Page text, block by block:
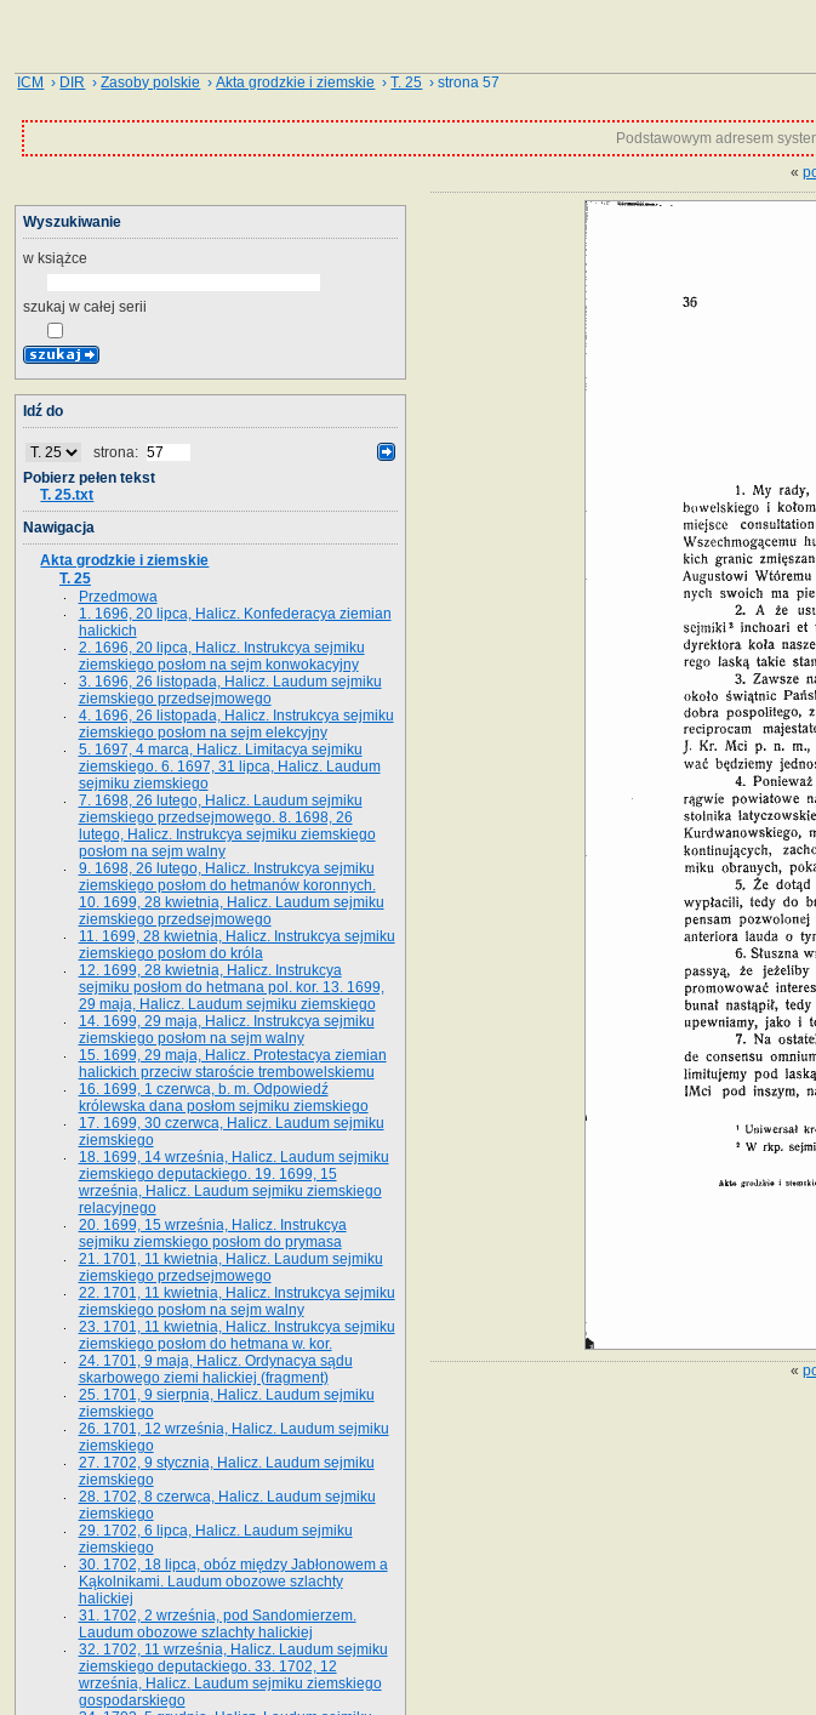
ICM › DIR ›Zasoby polskie ›Akta grodzkie i ziemskie ›T. 25 › strona 57
Podstawowym adresem
«
«
Wyszukiwanie
w książce
szukaj w całej serii
Idź do
strona:
Pobierz pełen tekst
T. 25.txt
Nawigacja
Akta grodzkie i ziemskie
T. 25
Przedmowa
1. 1696, 20 lipca, Halicz. Konfederacya ziemian
halickich
2. 1696, 20 lipca, Halicz. Instrukcya sejmiku
ziemskiego posłom na sejm konwokacyjny
3. 1696, 26 listopada, Halicz. Laudum sejmiku
ziemskiego przedsejmowego
4. 1696, 26 listopada, Halicz. Instrukcya sejmiku
ziemskiego posłom na sejm elekcyjny
5. 1697, 4 marca, Halicz. Limitacya sejmiku
ziemskiego. 6. 1697, 31 lipca, Halicz. Laudum
sejmiku ziemskiego
7. 1698, 26 lutego, Halicz. Laudum sejmiku
ziemskiego przedsejmowego. 8. 1698, 26
lutego, Halicz. Instrukcya sejmiku ziemskiego
posłom na sejm walny
9. 1698, 26 lutego, Halicz. Instrukcya sejmiku
ziemskiego posłom do hetmanów koronnych.
10. 1699, 28 kwietnia, Halicz. Laudum sejmiku
ziemskiego przedsejmowego
11. 1699, 28 kwietnia, Halicz. Instrukcya sejmiku
ziemskiego posłom do króla
12. 1699, 28 kwietnia, Halicz. Instrukcya
sejmiku posłom do hetmana pol. kor. 13. 1699,
29 maja, Halicz. Laudum sejmiku ziemskiego
14. 1699, 29 maja, Halicz. Instrukcya sejmiku
ziemskiego posłom na sejm walny
15. 1699, 29 maja, Halicz. Protestacya ziemian
halickich przeciw staroście trembowelskiemu
16. 1699, 1 czerwca, b. m. Odpowiedź
królewska dana posłom sejmiku ziemskiego
17. 1699, 30 czerwca, Halicz. Laudum sejmiku
ziemskiego
18. 1699, 14 września, Halicz. Laudum sejmiku
ziemskiego deputackiego. 19. 1699, 15
września, Halicz. Laudum sejmiku ziemskiego
relacyjnego
20. 1699, 15 września, Halicz. Instrukcya
sejmiku ziemskiego posłom do prymasa
21. 1701, 11 kwietnia, Halicz. Laudum sejmiku
ziemskiego przedsejmowego
22. 1701, 11 kwietnia, Halicz. Instrukcya sejmiku
ziemskiego posłom na sejm walny
23. 1701, 11 kwietnia, Halicz. Instrukcya sejmiku
ziemskiego posłom do hetmana w. kor.
24. 1701, 9 maja, Halicz. Ordynacya sądu
skarbowego ziemi halickiej (fragment)
25. 1701, 9 sierpnia, Halicz. Laudum sejmiku
ziemskiego
26. 1701, 12 września, Halicz. Laudum sejmiku
ziemskiego
27. 1702, 9 stycznia, Halicz. Laudum sejmiku
ziemskiego
28. 1702, 8 czerwca, Halicz. Laudum sejmiku
ziemskiego
29. 1702, 6 lipca, Halicz. Laudum sejmiku
ziemskiego
30. 1702, 18 lipca, obóz między Jabłonowem a
Kąkolnikami. Laudum obozowe szlachty
halickiej
31. 1702, 2 września, pod Sandomierzem.
Laudum obozowe szlachty halickiej
32. 1702, 11 września, Halicz. Laudum sejmiku
ziemskiego deputackiego. 33. 1702, 12
września, Halicz. Laudum sejmiku ziemskiego
gospodarskiego